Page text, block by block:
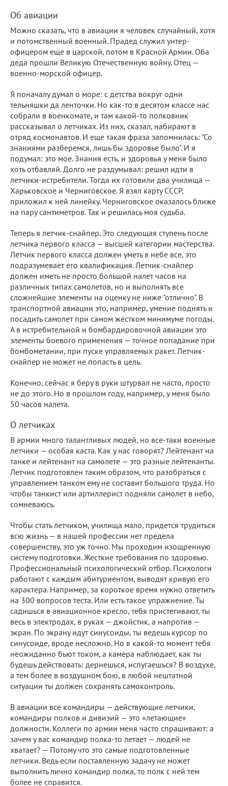
Об авиации
Можно сказать, что в авиации я человек случайный, хотя
и потомственный военный. Прадед служил унтер-
офицером еще в царской, потом в Красной Армии. Оба
деда прошли Великую Отечественную войну. Отец —
военно-морской офицер.
Я поначалу думал о море: с детства вокруг одни
тельняшки да ленточки. Но как-то в десятом классе нас
собрали в военкомате, и там какой-то полковник
рассказывал о летчиках. Из них, сказал, набирают в
отряд космонавтов. И еще такая фраза запомнилась: "Со
знаниями разберемся, лишь бы здоровье было". И я
подумал: это мое. Знания есть, и здоровья у меня было
хоть отбавляй. Долго не раздумывал: решил идти в
летчики-истребители. Тогда их готовили два училища —
Харьковское и Черниговское. Я взял карту СССР,
приложил к ней линейку. Черниговское оказалось ближе
на пару сантиметров. Так и решилась моя судьба.
Теперь я летчик-снайпер. Это следующая ступень после
летчика первого класса — высшей категории мастерства.
Летчик первого класса должен уметь в небе все, это
подразумевает его квалификация. Летчик-снайпер
должен иметь не просто большой налет часов на
различных типах самолетов, но и выполнять все
сложнейшие элементы на оценку не ниже "отлично". В
транспортной авиации это, например, умение поднять и
посадить самолет при самом жестком минимуме погоды.
А в истребительной и бомбардировочной авиации это
элементы боевого применения — точное попадание при
бомбометании, при пуске управляемых ракет. Летчик-
снайпер не может не попасть в цель.
Конечно, сейчас я беру в руки штурвал не часто, просто
не до этого. Но в прошлом году, например, у меня было
50 часов налета.
О летчиках
В армии много талантливых людей, но все-таки военные
летчики — особая каста. Как у нас говорят? Лейтенант на
танке и лейтенант на самолете — это разные лейтенанты.
Летчик подготовлен таким образом, что разобраться с
управлением танком ему не составит большого труда. Но
чтобы танкист или артиллерист подняли самолет в небо,
сомневаюсь.
Чтобы стать летчиком, училища мало, придется трудиться
всю жизнь — в нашей профессии нет предела
совершенству, это уж точно. Мы проходим изощренную
систему подготовки. Жесткие требования по здоровью.
Профессиональный психологический отбор. Психологи
работают с каждым абитуриентом, выводят кривую его
характера. Например, за короткое время нужно ответить
на 300 вопросов теста. Или есть такое упражнение. Ты
садишься в авиационное кресло, тебя пристегивают, ты
весь в электродах, в руках — джойстик, а напротив —
экран. По экрану идут синусоиды, ты ведешь курсор по
синусоиде, вроде несложно. Но в какой-то момент тебя
неожиданно бьют током, а камера наблюдает, как ты
будешь действовать: дернешься, испугаешься? В воздухе,
а тем более в воздушном бою, в любой нештатной
ситуации ты должен сохранять самоконтроль.
В авиации все командиры — действующие летчики,
командиры полков и дивизий — это «летающие»
должности. Коллеги по армии меня часто спрашивают: а
зачем у вас командир полка-то летает — людей не
хватает? — Потому что это самые подготовленные
летчики. Ведь если поставленную задачу не может
выполнить лично командир полка, то полк с ней тем
более не справится.